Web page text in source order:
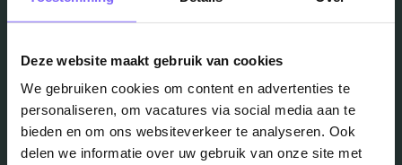
Deze website maakt gebruik van cookies
We gebruiken cookies om content en advertenties te
personaliseren, om vacatures via social media aan te
bieden en om ons websiteverkeer te analyseren. Ook
delen we informatie over uw gebruik van onze site met
in je mailbox?
Schrijf je in en we houden je op de hoogte
Job Alert instellen